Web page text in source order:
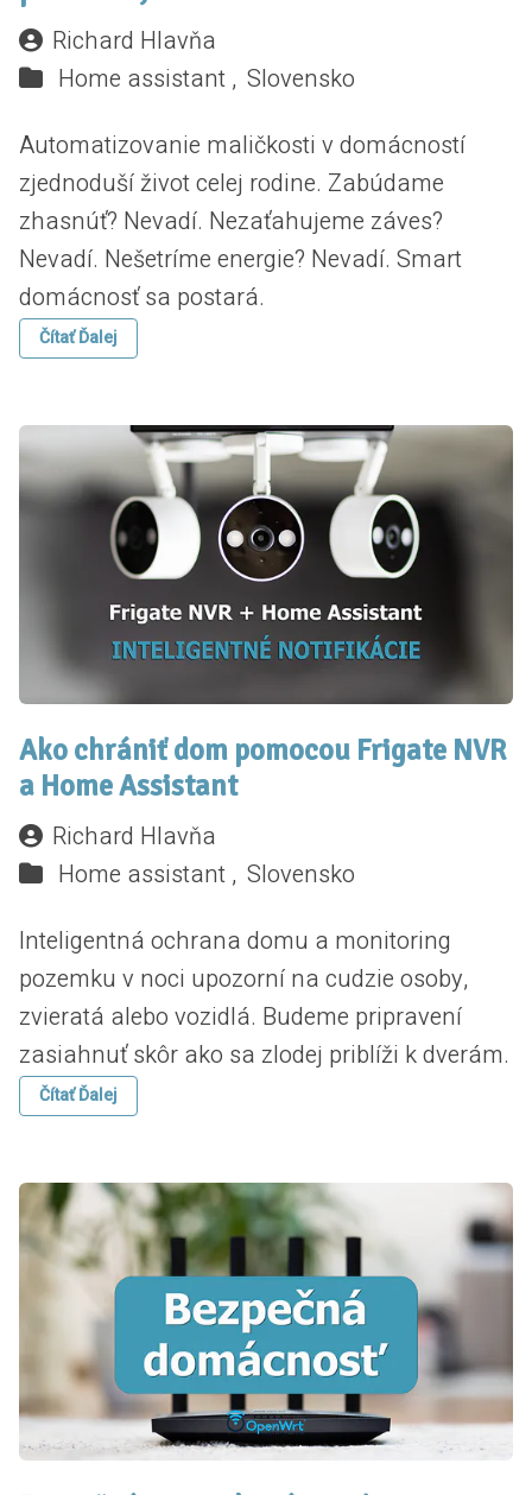
Richard Hlavňa
Home assistant , Slovensko
Automatizovanie maličkosti v domácností
zjednoduší život celej rodine. Zabúdame
zhasnúť? Nevadí. Nezaťahujeme záves?
Nevadí. Nešetríme energie? Nevadí. Smart
domácnosť sa postará.
Čítať Ďalej
Ako chrániť dom pomocou Frigate NVR
a Home Assistant
Richard Hlavňa
Home assistant , Slovensko
Inteligentná ochrana domu a monitoring
pozemku v noci upozorní na cudzie osoby,
zvieratá alebo vozidlá. Budeme pripravení
zasiahnuť skôr ako sa zlodej priblíži k dverám.
Čítať Ďalej